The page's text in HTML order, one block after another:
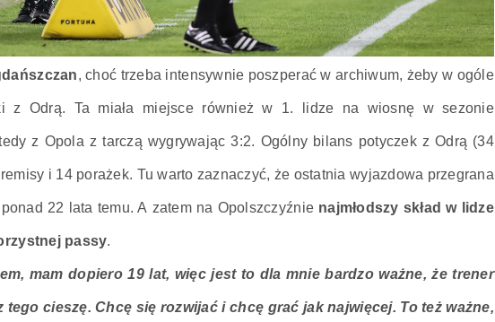
, choć trzeba intensywnie poszperać w archiwum, żeby w ogóle
z Odrą. Ta miała miejsce również w 1. lidze na wiosnę w sezonie
z Opola z tarczą wygrywając 3:2. Ogólny bilans potyczek z Odrą (34
i 14 porażek. Tu warto zaznaczyć, że ostatnia wyjazdowa przegrana
22 lata temu. A zatem na Opolszczyźnie najmłodszy skład w lidze
passy.
mam dopiero 19 lat, więc jest to dla mnie bardzo ważne, że trener
tego cieszę. Chcę się rozwijać i chcę grać jak najwięcej. To też ważne,